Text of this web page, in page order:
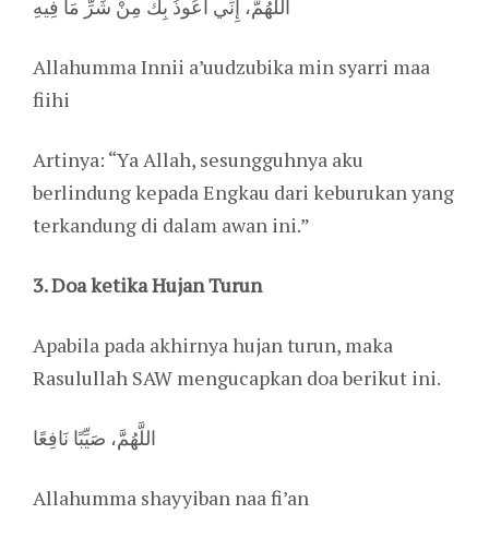
اللَّهُمَّ، إِنِّي أَعُوذُ بِكَ مِنْ شَرِّ مَا فِيهِ
Allahumma Innii a’uudzubika min syarri maa
fiihi
Artinya: “Ya Allah, sesungguhnya aku
berlindung kepada Engkau dari keburukan yang
terkandung di dalam awan ini.”
3. Doa ketika Hujan Turun
Apabila pada akhirnya hujan turun, maka
Rasulullah SAW mengucapkan doa berikut ini.
اللَّهُمَّ، صَيِّبًا نَافِعًا
Allahumma shayyiban naa fi’an